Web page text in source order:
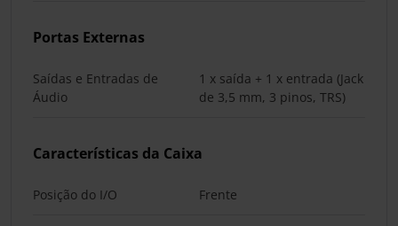
Portas Externas
Saídas e Entradas de
Áudio
1 x saída + 1 x entrada (Jack
de 3,5 mm, 3 pinos, TRS)
Características da Caixa
Posição do I/O Frente